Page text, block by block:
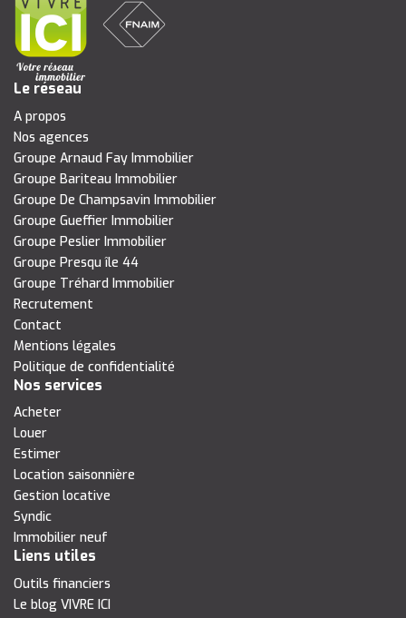
Le réseau
A propos
Nos agences
Groupe Arnaud Fay Immobilier
Groupe Bariteau Immobilier
Groupe De Champsavin Immobilier
Groupe Gueffier Immobilier
Groupe Peslier Immobilier
Groupe Presqu île 44
Groupe Tréhard Immobilier
Recrutement
Contact
Mentions légales
Politique de confidentialité
Nos services
Acheter
Louer
Estimer
Location saisonnière
Gestion locative
Syndic
Immobilier neuf
Liens utiles
Outils financiers
Le blog VIVRE ICI